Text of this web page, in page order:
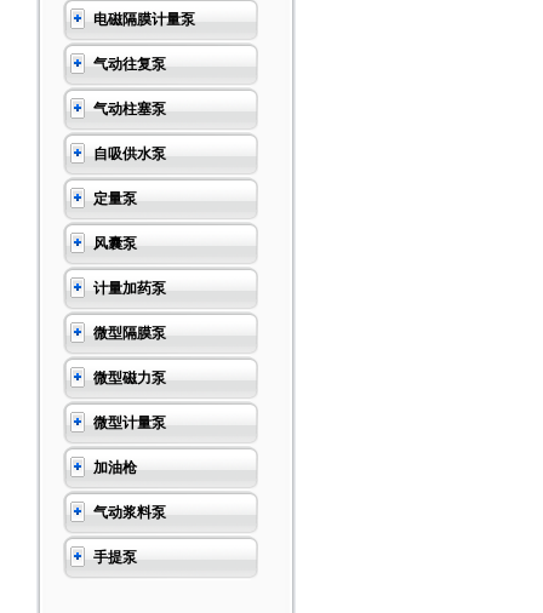
电磁隔膜计量泵
气动往复泵
气动柱塞泵
自吸供水泵
定量泵
风囊泵
计量加药泵
微型隔膜泵
微型磁力泵
微型计量泵
加油枪
气动浆料泵
手提泵